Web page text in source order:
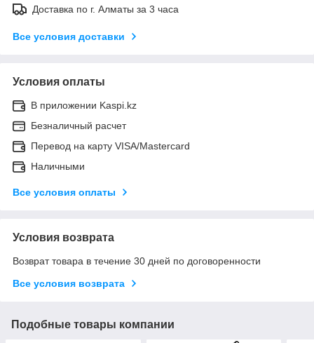
Доставка по г. Алматы за 3 часа
Все условия доставки
Условия оплаты
В приложении Kaspi.kz
Безналичный расчет
Перевод на карту VISA/Mastercard
Наличными
Все условия оплаты
Условия возврата
Возврат товара в течение 30 дней по договоренности
Все условия возврата
Подобные товары компании